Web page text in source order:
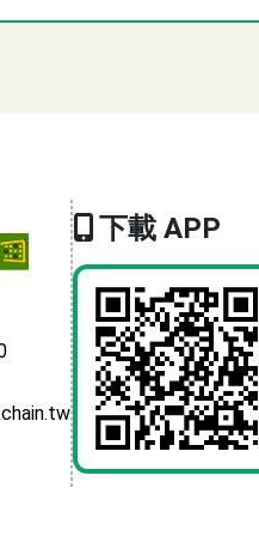
位整合服務系
下載 APP